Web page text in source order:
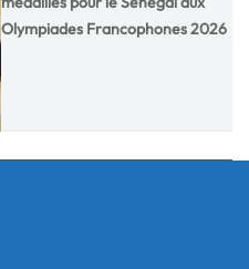
Olympiades Francophones 2026